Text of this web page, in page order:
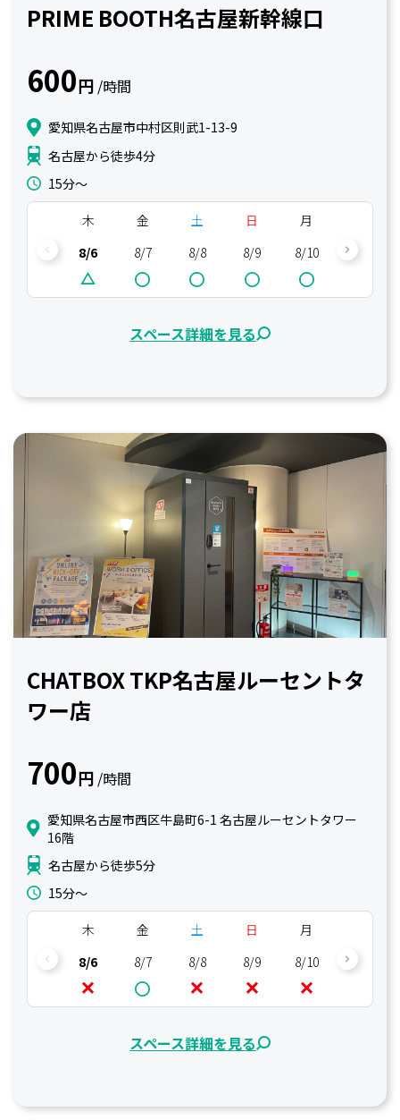
PRIME BOOTH名古屋新幹線口
600円 /時間
愛知県名古屋市中村区則武1-13-9
名古屋から徒歩4分
15分〜
木
8/6
金
8/7
土
8/8
日
8/9
月
8/10
8/11
スペース詳細を見る
CHATBOX TKP名古屋ルーセントタ
ワー店
700円 /時間
愛知県名古屋市西区牛島町6-1 名古屋ルーセントタワー
16階
名古屋から徒歩5分
15分〜
木
8/6
金
8/7
土
8/8
日
8/9
月
8/10
8/11
スペース詳細を見る